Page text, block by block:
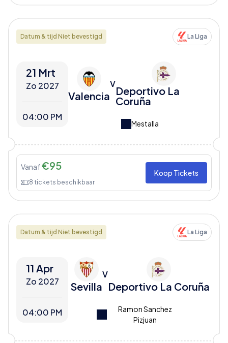
Datum & tijd Niet bevestigd La Liga
21 Mrt
Zo 2027
04:00 PM
Valencia
V
Deportivo La
Coruña
Mestalla
Vanaf€95
8 tickets beschikbaar
Koop Tickets
Datum & tijd Niet bevestigd La Liga
11 Apr
Zo 2027
04:00 PM
Sevilla
V
Deportivo La Coruña
Ramon Sanchez
Pizjuan